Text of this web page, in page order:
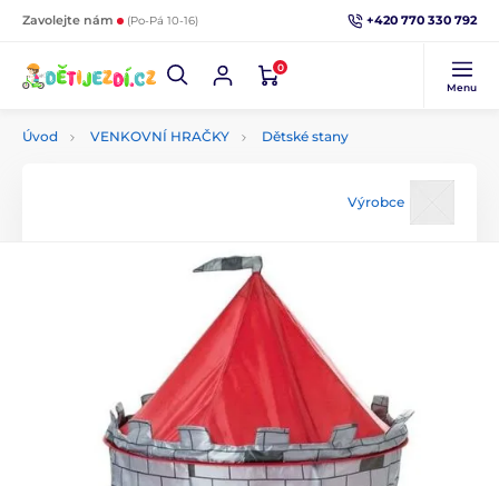
Zavolejte nám (Po-Pá 10-16) +420 770 330 792
0
Menu
Úvod VENKOVNÍ HRAČKY Dětské stany
Výrobce